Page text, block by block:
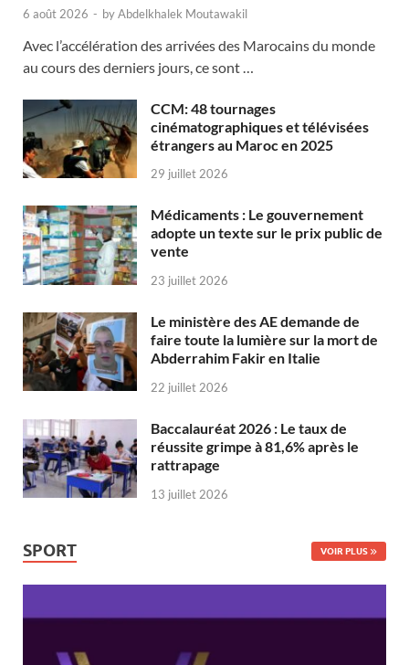
6 août 2026 - byAbdelkhalek Moutawakil
Avec l’accélération des arrivées des Marocains du monde
au cours des derniers jours, ce sont …
CCM: 48 tournages
cinématographiques et télévisées
étrangers au Maroc en 2025
29 juillet 2026
Médicaments : Le gouvernement
adopte un texte sur le prix public de
vente
23 juillet 2026
Le ministère des AE demande de
faire toute la lumière sur la mort de
Abderrahim Fakir en Italie
22 juillet 2026
Baccalauréat 2026 : Le taux de
réussite grimpe à 81,6% après le
rattrapage
13 juillet 2026
SPORT VOIR PLUS